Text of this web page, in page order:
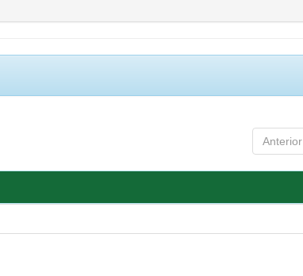
Anterior